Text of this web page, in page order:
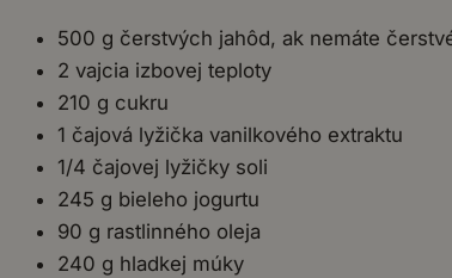
500 g čerstvých jahôd, ak nemáte
2 vajcia izbovej teploty
210 g cukru
1 čajová lyžička vanilkového extraktu
1/4 čajovej lyžičky soli
245 g bieleho jogurtu
90 g rastlinného oleja
240 g hladkej múky